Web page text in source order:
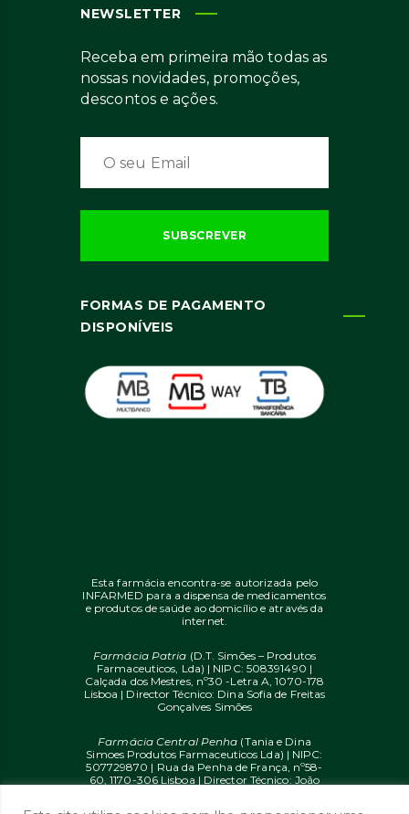
NEWSLETTER
Receba em primeira mão todas as
nossas novidades, promoções,
descontos e ações.
FORMAS DE PAGAMENTO
DISPONÍVEIS
Esta farmácia encontra-se autorizada pelo
INFARMED para a dispensa de medicamentos
e produtos de saúde ao domicílio e através da
internet.
Farmácia Patria (D.T. Simões – Produtos
Farmaceuticos, Lda) | NIPC: 508391490 |
Calçada dos Mestres, nº30 -Letra A, 1070-178
Lisboa | Director Técnico: Dina Sofia de Freitas
Gonçalves Simões
Farmácia Central Penha (Tania e Dina
Simoes Produtos Farmaceuticos Lda) | NIPC:
507729870 | Rua da Penha de França, nº58-
60, 1170-306 Lisboa | Director Técnico: João